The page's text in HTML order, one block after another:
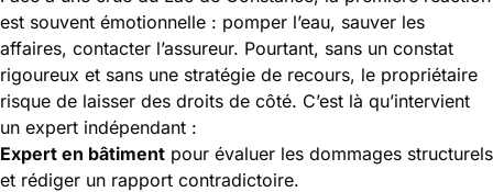
est souvent émotionnelle : pomper l’eau, sauver les
affaires, contacter l’assureur. Pourtant, sans un constat
rigoureux et sans une stratégie de recours, le propriétaire
risque de laisser des droits de côté. C’est là qu’intervient
un expert indépendant :
Expert en bâtiment pour évaluer les dommages structurels
et rédiger un rapport contradictoire.